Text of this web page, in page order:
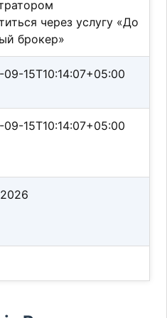
через услугу «До
брокер»
15T10:14:07+05:00
15T10:14:07+05:00